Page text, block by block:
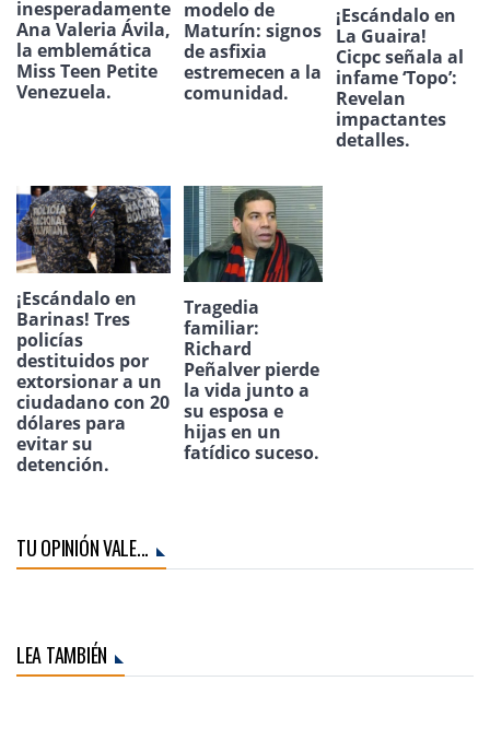
inesperadamente
Ana Valeria Ávila,
la emblemática
Miss Teen Petite
Venezuela.
modelo de
Maturín: signos
de asfixia
estremecen a la
comunidad.
¡Escándalo en
La Guaira!
Cicpc señala al
infame ‘Topo’:
Revelan
impactantes
detalles.
¡Escándalo en
Barinas! Tres
policías
destituidos por
extorsionar a un
ciudadano con 20
dólares para
evitar su
detención.
Tragedia
familiar:
Richard
Peñalver pierde
la vida junto a
su esposa e
hijas en un
fatídico suceso.
TU OPINIÓN VALE...
LEA TAMBIÉN